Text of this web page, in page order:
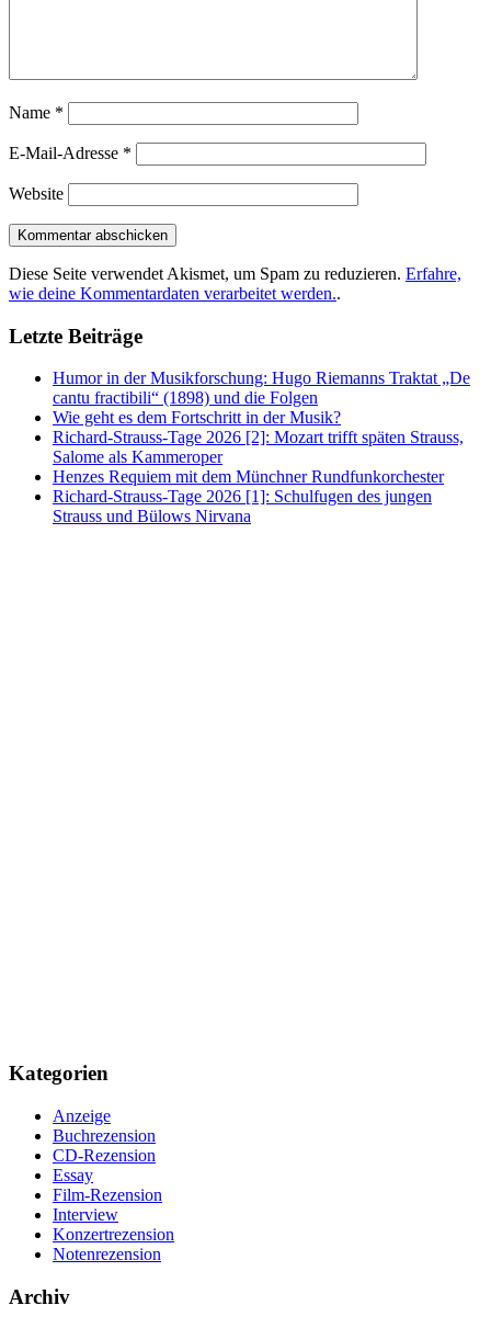
Name *
E-Mail-Adresse *
Website
Diese Seite verwendet Akismet, um Spam zu reduzieren. Erfahre,
wie deine Kommentardaten verarbeitet werden..
Letzte Beiträge
Humor in der Musikforschung: Hugo Riemanns Traktat „De
cantu fractibili“ (1898) und die Folgen
Wie geht es dem Fortschritt in der Musik?
Richard-Strauss-Tage 2026 [2]: Mozart trifft späten Strauss,
Salome als Kammeroper
Henzes Requiem mit dem Münchner Rundfunkorchester
Richard-Strauss-Tage 2026 [1]: Schulfugen des jungen
Strauss und Bülows Nirvana
Kategorien
Anzeige
Buchrezension
CD-Rezension
Essay
Film-Rezension
Interview
Konzertrezension
Notenrezension
Archiv